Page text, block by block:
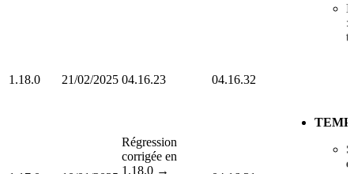
:
1.18.0 21/02/2025 04.16.23 04.16.32
Régression
corrigée en
1.18.0 →